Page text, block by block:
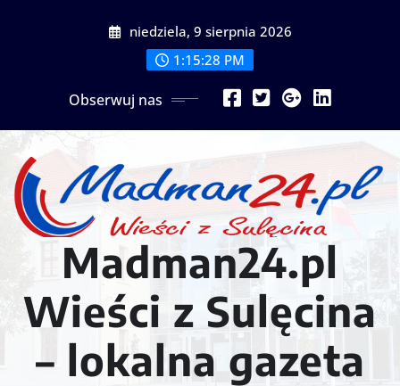
niedziela, 9 sierpnia 2026
1:15:29 PM
Obserwuj nas
Madman24.pl
Wieści z Sulęcina
– lokalna gazeta